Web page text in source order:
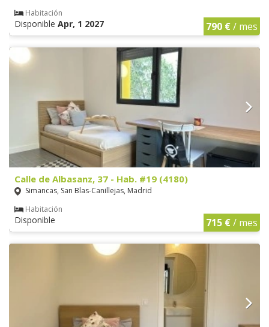
Habitación
Disponible Apr, 1 2027 790 €/ mes
Calle de Albasanz, 37 - Hab. #19 (4180)
Simancas, San Blas-Canillejas, Madrid
Habitación
Disponible 715 €/ mes